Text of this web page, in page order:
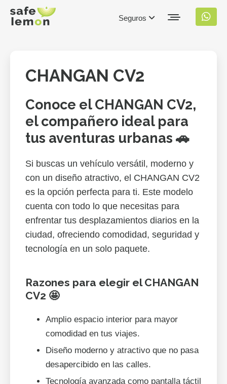
Seguros
CHANGAN CV2
Conoce el CHANGAN CV2,
el compañero ideal para
tus aventuras urbanas 🚗
Si buscas un vehículo versátil, moderno y
con un diseño atractivo, el CHANGAN CV2
es la opción perfecta para ti. Este modelo
cuenta con todo lo que necesitas para
enfrentar tus desplazamientos diarios en la
ciudad, ofreciendo comodidad, seguridad y
tecnología en un solo paquete.
Razones para elegir el CHANGAN
CV2 🤩
Amplio espacio interior para mayor
comodidad en tus viajes.
Diseño moderno y atractivo que no pasa
desapercibido en las calles.
Tecnología avanzada como pantalla táctil